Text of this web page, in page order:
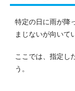
特定の日に雨が降
まじないが向いて
ここでは、指定し
う。